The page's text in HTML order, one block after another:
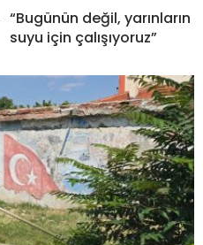
“Bugünün değil, yarınların
suyu için çalışıyoruz”